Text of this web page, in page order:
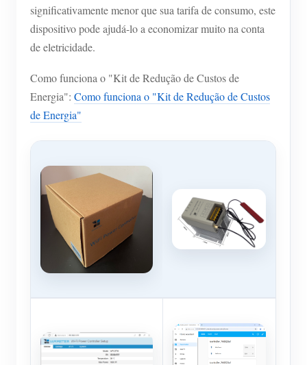
significativamente menor que sua tarifa de consumo, este
dispositivo pode ajudá-lo a economizar muito na conta
de eletricidade.
Como funciona o "Kit de Redução de Custos de
Energia": Como funciona o "Kit de Redução de Custos
de Energia"